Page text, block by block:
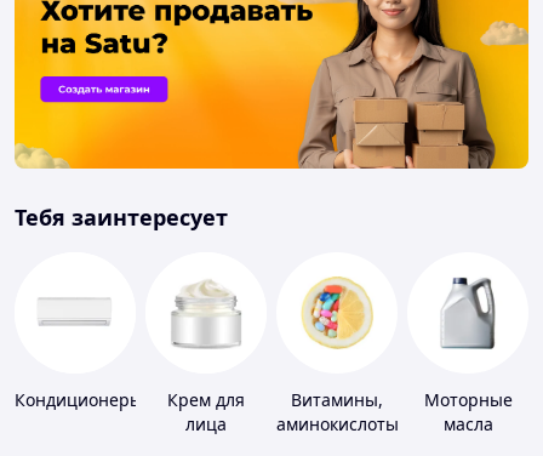
Тебя заинтересует
Кондиционеры
Крем для
лица
Витамины,
аминокислоты
Моторные
масла